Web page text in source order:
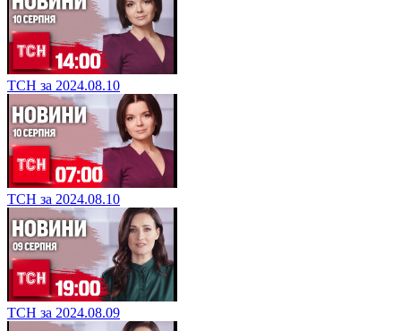
ТСН за 2024.08.10
ТСН за 2024.08.10
ТСН за 2024.08.09